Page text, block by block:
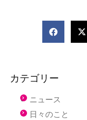
カテゴリー
ニュース
日々のこと